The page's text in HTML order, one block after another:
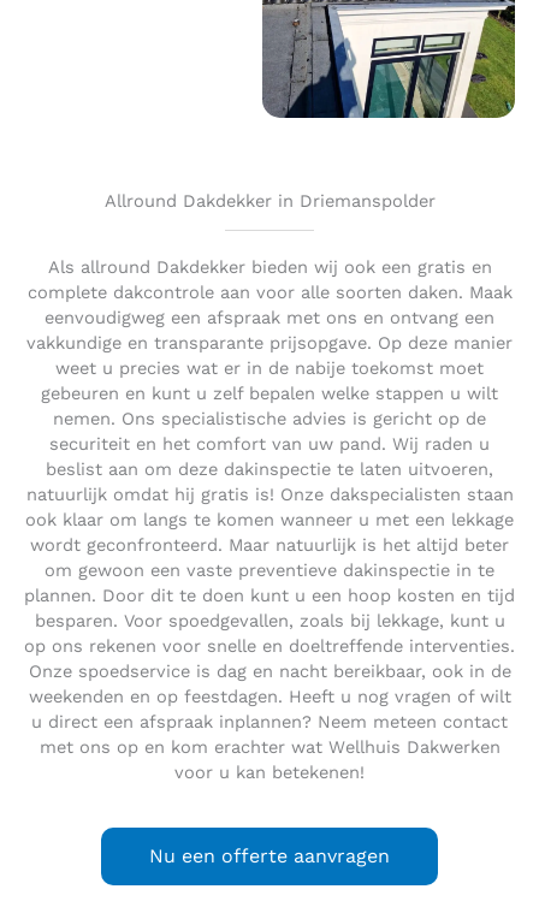
Allround Dakdekker in Driemanspolder
Als allround Dakdekker bieden wij ook een gratis en
complete dakcontrole aan voor alle soorten daken. Maak
eenvoudigweg een afspraak met ons en ontvang een
vakkundige en transparante prijsopgave. Op deze manier
weet u precies wat er in de nabije toekomst moet
gebeuren en kunt u zelf bepalen welke stappen u wilt
nemen. Ons specialistische advies is gericht op de
securiteit en het comfort van uw pand. Wij raden u
beslist aan om deze dakinspectie te laten uitvoeren,
natuurlijk omdat hij gratis is! Onze dakspecialisten staan
ook klaar om langs te komen wanneer u met een lekkage
wordt geconfronteerd. Maar natuurlijk is het altijd beter
om gewoon een vaste preventieve dakinspectie in te
plannen. Door dit te doen kunt u een hoop kosten en tijd
besparen. Voor spoedgevallen, zoals bij lekkage, kunt u
op ons rekenen voor snelle en doeltreffende interventies.
Onze spoedservice is dag en nacht bereikbaar, ook in de
weekenden en op feestdagen. Heeft u nog vragen of wilt
u direct een afspraak inplannen? Neem meteen contact
met ons op en kom erachter wat Wellhuis Dakwerken
voor u kan betekenen!
Nu een offerte aanvragen